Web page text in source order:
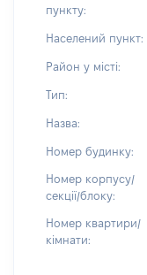
пункту:
Населений пункт:
Район у місті:
Тип:
Назва:
Номер будинку:
Номер корпусу/
секції/блоку:
Номер квартири/
кімнати: